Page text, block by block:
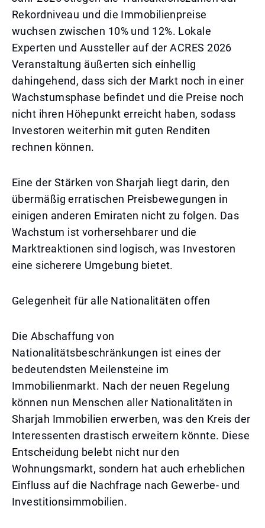
Rekordniveau und die Immobilienpreise
wuchsen zwischen 10% und 12%. Lokale
Experten und Aussteller auf der ACRES 2026
Veranstaltung äußerten sich einhellig
dahingehend, dass sich der Markt noch in einer
Wachstumsphase befindet und die Preise noch
nicht ihren Höhepunkt erreicht haben, sodass
Investoren weiterhin mit guten Renditen
rechnen können.
Eine der Stärken von Sharjah liegt darin, den
übermäßig erratischen Preisbewegungen in
einigen anderen Emiraten nicht zu folgen. Das
Wachstum ist vorhersehbarer und die
Marktreaktionen sind logisch, was Investoren
eine sicherere Umgebung bietet.
Gelegenheit für alle Nationalitäten offen
Die Abschaffung von
Nationalitätsbeschränkungen ist eines der
bedeutendsten Meilensteine im
Immobilienmarkt. Nach der neuen Regelung
können nun Menschen aller Nationalitäten in
Sharjah Immobilien erwerben, was den Kreis der
Interessenten drastisch erweitern könnte. Diese
Entscheidung belebt nicht nur den
Wohnungsmarkt, sondern hat auch erheblichen
Einfluss auf die Nachfrage nach Gewerbe- und
Investitionsimmobilien.